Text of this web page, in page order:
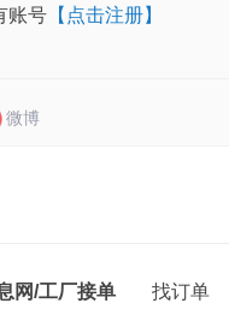
账号 【点击注册】
微博
网/工厂接单 找订单